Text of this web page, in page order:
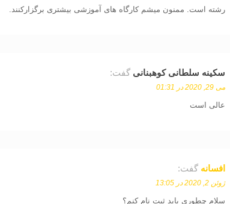
رشته است. ممنون میشم کارگاه های آموزشی بیشتری برگزارکنند.
سکینه سلطانی کوهبنانی گفت:
می 29, 2020 در 01:31
عالی است
افسانه گفت:
ژوئن 2, 2020 در 13:05
سلام چطوری باید ثبت نام کنم؟